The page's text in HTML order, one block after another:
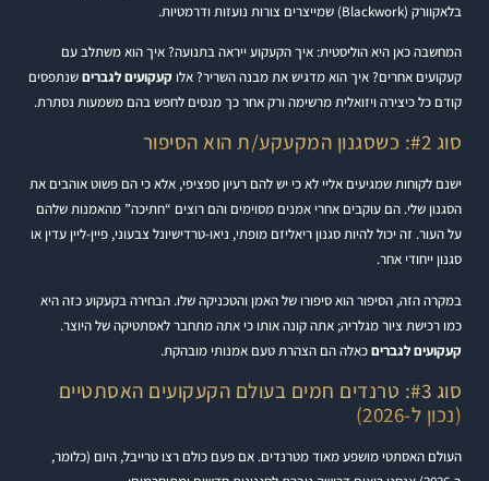
בלאקוורק (Blackwork) שמייצרים צורות נועזות ודרמטיות.
המחשבה כאן היא הוליסטית: איך הקעקוע ייראה בתנועה? איך הוא משתלב עם
קעקועים אחרים? איך הוא מדגיש את מבנה השריר? אלוקעקועים לגבריםשנתפסים
קודם כל כיצירה ויזואלית מרשימה ורק אחר כך מנסים לחפש בהם משמעות נסתרת.
סוג #2: כשסגנון המקעקע/ת הוא הסיפור
ישנם לקוחות שמגיעים אליי לא כי יש להם רעיון ספציפי, אלא כי הם פשוט אוהבים את
הסגנון שלי. הם עוקבים אחרי אמנים מסוימים והם רוצים “חתיכה” מהאמנות שלהם
על העור. זה יכול להיות סגנון ריאליזם מופתי, ניאו-טרדישיונל צבעוני, פיין-ליין עדין או
סגנון ייחודי אחר.
במקרה הזה, הסיפור הוא סיפורו של האמן והטכניקה שלו. הבחירה בקעקוע כזה היא
כמו רכישת ציור מגלריה; אתה קונה אותו כי אתה מתחבר לאסתטיקה של היוצר.
קעקועים לגבריםכאלה הם הצהרת טעם אמנותי מובהקת.
סוג #3: טרנדים חמים בעולם הקעקועים האסתטיים
(נכון ל-2026)
העולם האסתטי מושפע מאוד מטרנדים. אם פעם כולם רצו טרייבל, היום (כלומר,